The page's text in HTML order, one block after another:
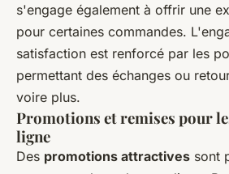
s'engage également à offrir une
pour certaines commandes.
satisfaction est renforcé par les
permettant des échanges ou
voire plus.
Promotions et remises pour
ligne
Des promotions attractives sont